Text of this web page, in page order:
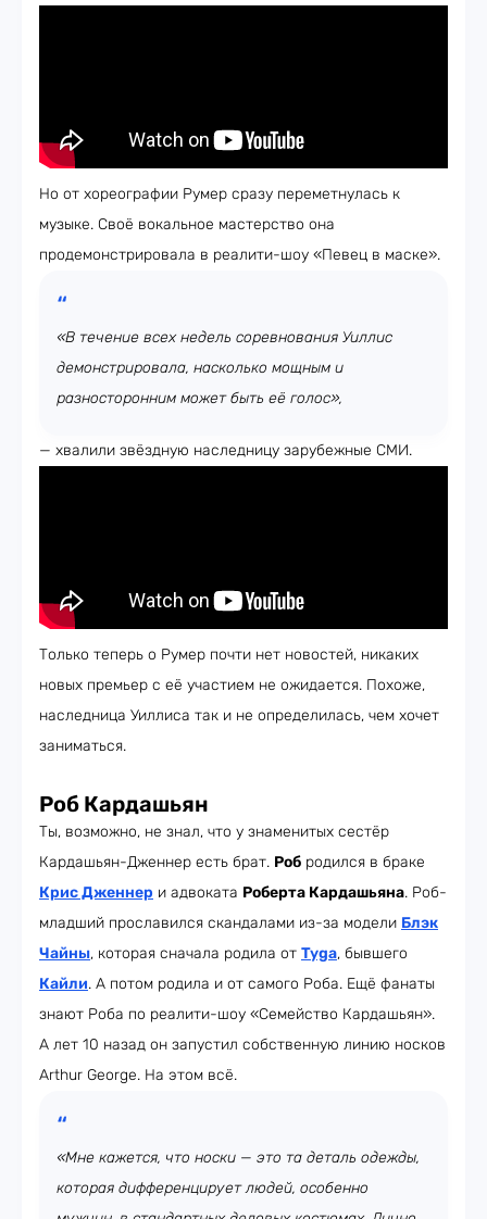
Но от хореографии Румер сразу переметнулась к
музыке. Своё вокальное мастерство она
продемонстрировала в реалити-шоу «Певец в маске».
«В течение всех недель соревнования Уиллис
демонстрировала, насколько мощным и
разносторонним может быть её голос»,
— хвалили звёздную наследницу зарубежные СМИ.
Только теперь о Румер почти нет новостей, никаких
новых премьер с её участием не ожидается. Похоже,
наследница Уиллиса так и не определилась, чем хочет
заниматься.
Роб Кардашьян
Ты, возможно, не знал, что у знаменитых сестёр
Кардашьян-Дженнер есть брат. Роб родился в браке
Крис Дженнер и адвоката Роберта Кардашьяна. Роб-
младший прославился скандалами из-за модели Блэк
Чайны, которая сначала родила от Tyga, бывшего
Кайли. А потом родила и от самого Роба. Ещё фанаты
знают Роба по реалити-шоу «Семейство Кардашьян».
А лет 10 назад он запустил собственную линию носков
Arthur George. На этом всё.
«Мне кажется, что носки — это та деталь одежды,
которая дифференцирует людей, особенно